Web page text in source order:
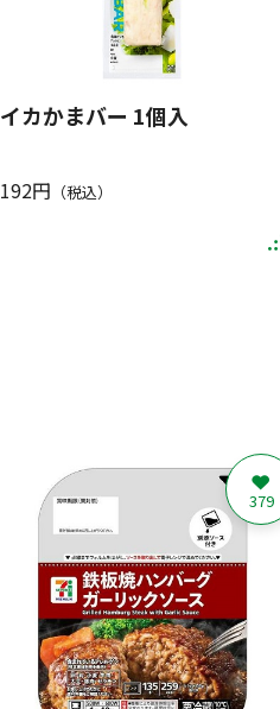
イカかまバー 1個入
192円 （税込）
379